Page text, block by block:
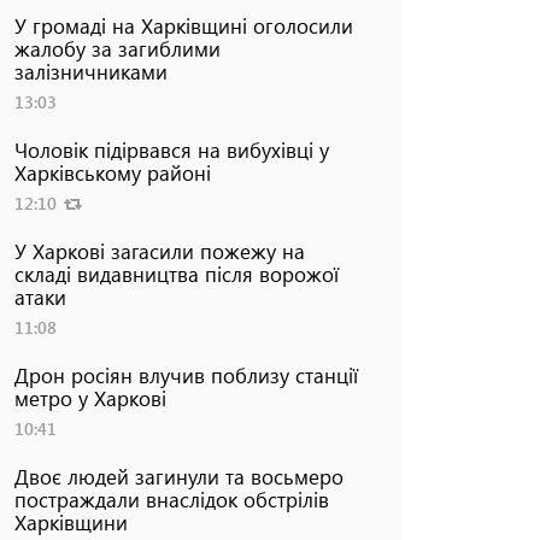
У громаді на Харківщині оголосили
жалобу за загиблими
залізничниками
13:03
Чоловік підірвався на вибухівці у
Харківському районі
12:10
У Харкові загасили пожежу на
складі видавництва після ворожої
атаки
11:08
Дрон росіян влучив поблизу станції
метро у Харкові
10:41
Двоє людей загинули та восьмеро
постраждали внаслідок обстрілів
Харківщини